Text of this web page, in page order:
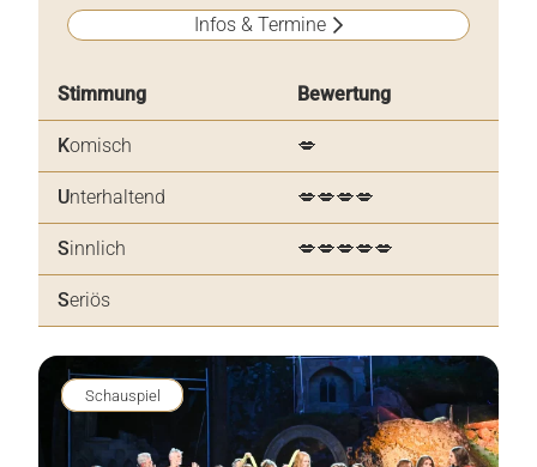
Infos & Termine
Stimmung Bewertung
Komisch 💋
Unterhaltend 💋💋💋💋
Sinnlich 💋💋💋💋💋
Seriös
Schauspiel